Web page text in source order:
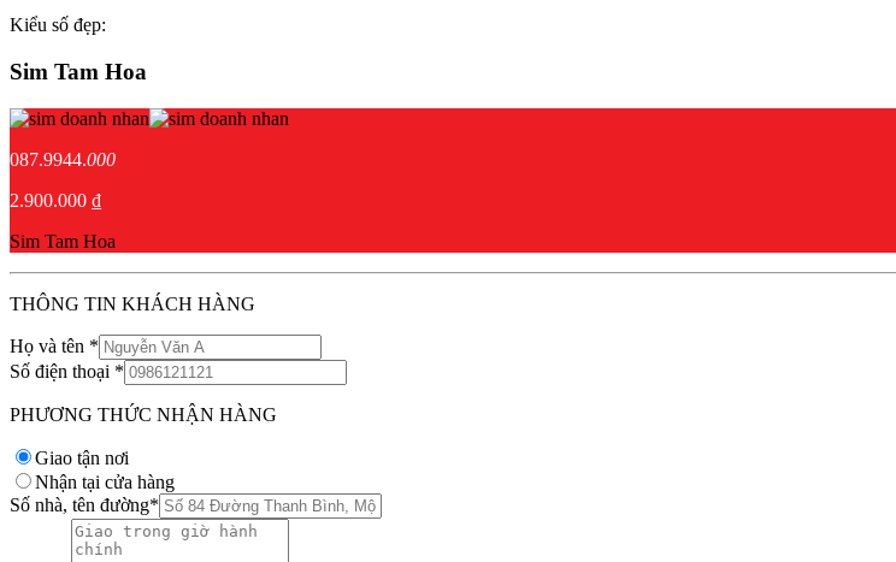
Kiểu số đẹp:
Sim Tam Hoa
087.9944.000
2.900.000 ₫
Sim Tam Hoa
THÔNG TIN KHÁCH HÀNG
Họ và tên *
Số điện thoại *
PHƯƠNG THỨC NHẬN HÀNG
Giao tận nơi
Nhận tại cửa hàng
Số nhà, tên đường*